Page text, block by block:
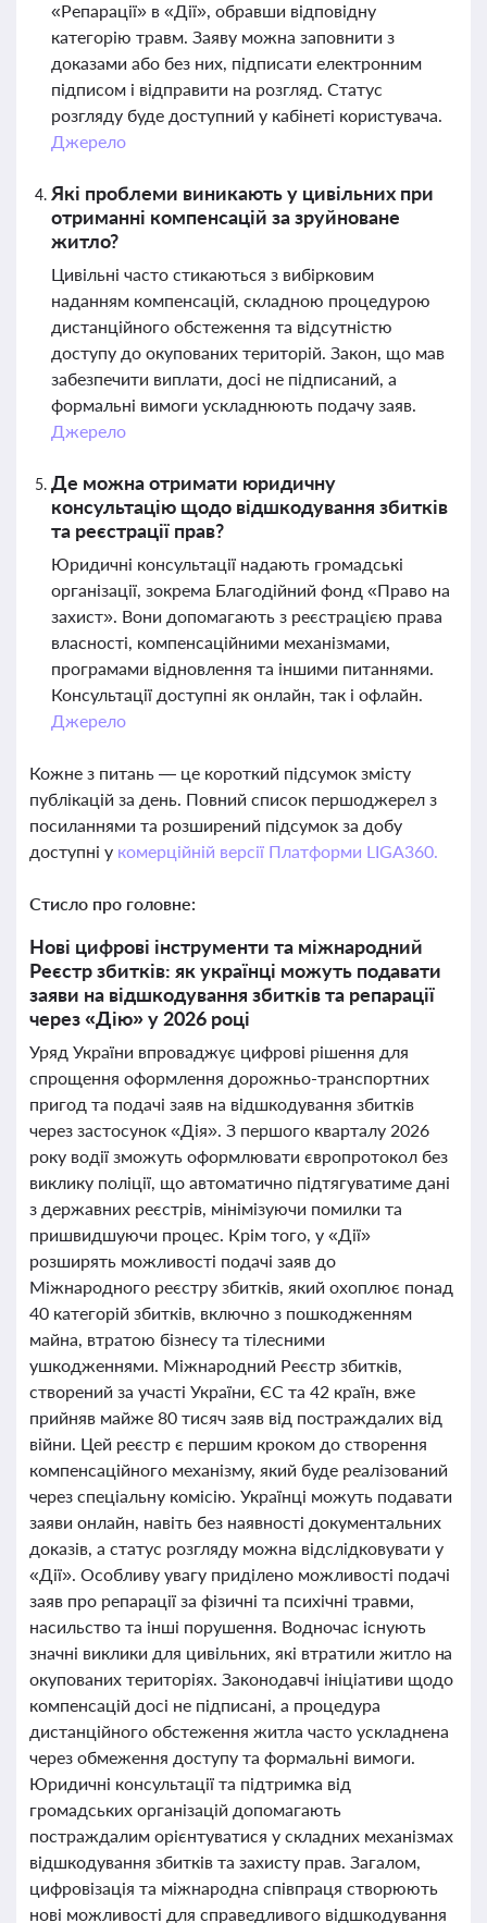
«Репарації» в «Дії», обравши відповідну
категорію травм. Заяву можна заповнити з
доказами або без них, підписати електронним
підписом і відправити на розгляд. Статус
розгляду буде доступний у кабінеті користувача.
Джерело
Які проблеми виникають у цивільних при
отриманні компенсацій за зруйноване
житло?
Цивільні часто стикаються з вибірковим
наданням компенсацій, складною процедурою
дистанційного обстеження та відсутністю
доступу до окупованих територій. Закон, що мав
забезпечити виплати, досі не підписаний, а
формальні вимоги ускладнюють подачу заяв.
Джерело
Де можна отримати юридичну
консультацію щодо відшкодування збитків
та реєстрації прав?
Юридичні консультації надають громадські
організації, зокрема Благодійний фонд «Право на
захист». Вони допомагають з реєстрацією права
власності, компенсаційними механізмами,
програмами відновлення та іншими питаннями.
Консультації доступні як онлайн, так і офлайн.
Джерело
Кожне з питань — це короткий підсумок змісту
публікацій за день. Повний список першоджерел з
посиланнями та розширений підсумок за добу
доступні у комерційній версії Платформи LIGA360.
Стисло про головне:
Нові цифрові інструменти та міжнародний
Реєстр збитків: як українці можуть подавати
заяви на відшкодування збитків та репарації
через «Дію» у 2026 році
Уряд України впроваджує цифрові рішення для
спрощення оформлення дорожньо-транспортних
пригод та подачі заяв на відшкодування збитків
через застосунок «Дія». З першого кварталу 2026
року водії зможуть оформлювати європротокол без
виклику поліції, що автоматично підтягуватиме дані
з державних реєстрів, мінімізуючи помилки та
пришвидшуючи процес. Крім того, у «Дії»
розширять можливості подачі заяв до
Міжнародного реєстру збитків, який охоплює понад
40 категорій збитків, включно з пошкодженням
майна, втратою бізнесу та тілесними
ушкодженнями. Міжнародний Реєстр збитків,
створений за участі України, ЄС та 42 країн, вже
прийняв майже 80 тисяч заяв від постраждалих від
війни. Цей реєстр є першим кроком до створення
компенсаційного механізму, який буде реалізований
через спеціальну комісію. Українці можуть подавати
заяви онлайн, навіть без наявності документальних
доказів, а статус розгляду можна відслідковувати у
«Дії». Особливу увагу приділено можливості подачі
заяв про репарації за фізичні та психічні травми,
насильство та інші порушення. Водночас існують
значні виклики для цивільних, які втратили житло на
окупованих територіях. Законодавчі ініціативи щодо
компенсацій досі не підписані, а процедура
дистанційного обстеження житла часто ускладнена
через обмеження доступу та формальні вимоги.
Юридичні консультації та підтримка від
громадських організацій допомагають
постраждалим орієнтуватися у складних механізмах
відшкодування збитків та захисту прав. Загалом,
цифровізація та міжнародна співпраця створюють
нові можливості для справедливого відшкодування